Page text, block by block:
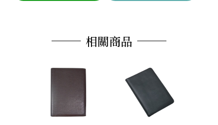
相關商品